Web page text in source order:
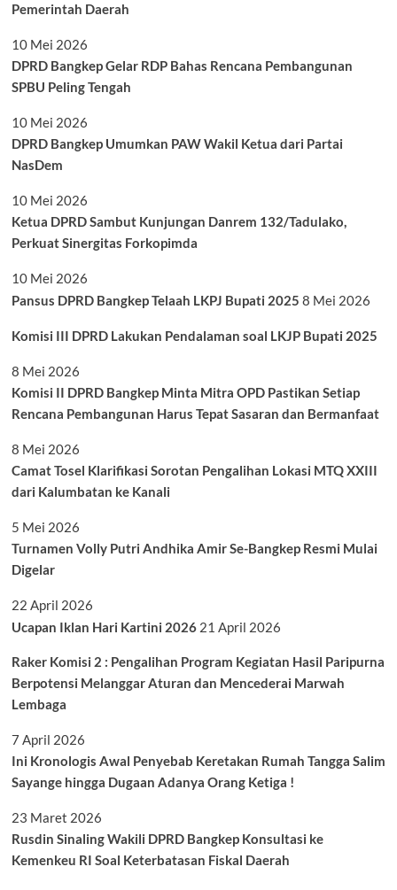
Pemerintah Daerah
10 Mei 2026
DPRD Bangkep Gelar RDP Bahas Rencana Pembangunan
SPBU Peling Tengah
10 Mei 2026
DPRD Bangkep Umumkan PAW Wakil Ketua dari Partai
NasDem
10 Mei 2026
Ketua DPRD Sambut Kunjungan Danrem 132/Tadulako,
Perkuat Sinergitas Forkopimda
10 Mei 2026
Pansus DPRD Bangkep Telaah LKPJ Bupati 2025 8 Mei 2026
Komisi III DPRD Lakukan Pendalaman soal LKJP Bupati 2025
8 Mei 2026
Komisi II DPRD Bangkep Minta Mitra OPD Pastikan Setiap
Rencana Pembangunan Harus Tepat Sasaran dan Bermanfaat
8 Mei 2026
Camat Tosel Klarifikasi Sorotan Pengalihan Lokasi MTQ XXIII
dari Kalumbatan ke Kanali
5 Mei 2026
Turnamen Volly Putri Andhika Amir Se-Bangkep Resmi Mulai
Digelar
22 April 2026
Ucapan Iklan Hari Kartini 2026 21 April 2026
Raker Komisi 2 : Pengalihan Program Kegiatan Hasil Paripurna
Berpotensi Melanggar Aturan dan Mencederai Marwah
Lembaga
7 April 2026
Ini Kronologis Awal Penyebab Keretakan Rumah Tangga Salim
Sayange hingga Dugaan Adanya Orang Ketiga !
23 Maret 2026
Rusdin Sinaling Wakili DPRD Bangkep Konsultasi ke
Kemenkeu RI Soal Keterbatasan Fiskal Daerah